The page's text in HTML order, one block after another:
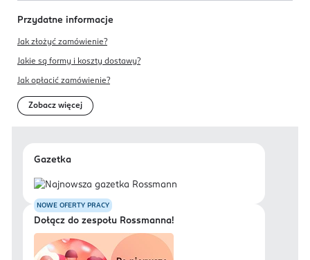
Przydatne informacje
Jak złożyć zamówienie?
Jakie są formy i koszty dostawy?
Jak opłacić zamówienie?
Zobacz więcej
Gazetka
NOWE OFERTY PRACY
Dołącz do zespołu Rossmanna!